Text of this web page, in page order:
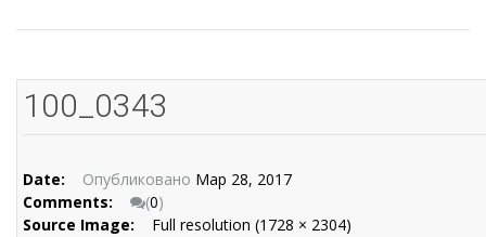
100_0343
Date: Опубликовано Мар 28, 2017
Comments:
(0)
Source Image:
Full resolution (1728 × 2304)